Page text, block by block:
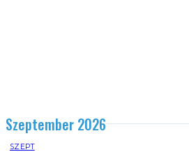
Szeptember 2026
SZEPT